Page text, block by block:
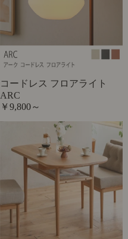
コードレス フロアライト
ARC
￥9,800～